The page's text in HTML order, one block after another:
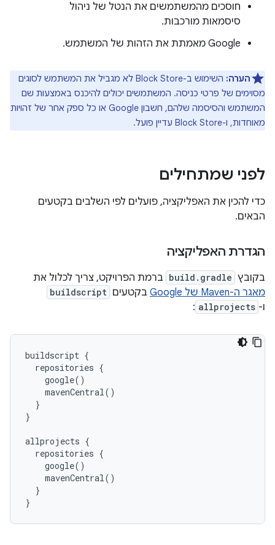
חוסכים מהמשתמשים את הנטל של ניהול
סיסמאות מורכבות.
‫Google מאמתת את הזהות של המשתמש.
הערה:
השימוש ב-Block Store לא מגביל את המשתמש לסוגים
מסוימים של פרטי כניסה. המשתמשים יכולים להיכנס באמצעות שם
המשתמש והסיסמה שלהם, חשבון Google או כל ספק אחר של זהויות
מאוחדות, ו-Block Store עדיין פועל.
לפני שמתחילים
כדי להכין את האפליקציה, פועלים לפי השלבים בקטעים
הבאים.
הגדרת האפליקציה
בקובץ build.gradle ברמת הפרויקט, צריך לכלול את
מאגר ה-Maven של Google
בקטעים buildscript
ו- allprojects
:
buildscript {
  repositories {
    google()
    mavenCentral()
  }
}
allprojects {
  repositories {
    google()
    mavenCentral()
  }